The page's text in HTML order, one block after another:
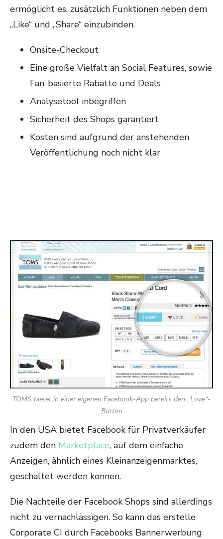
ermöglicht es, zusätzlich Funktionen neben dem
„Like“ und „Share“ einzubinden.
Onsite-Checkout
Eine große Vielfalt an Social Features, sowie
Fan-basierte Rabatte und Deals
Analysetool inbegriffen
Sicherheit des Shops garantiert
Kosten sind aufgrund der anstehenden
Veröffentlichung noch nicht klar
TOMS bietet in einer eigenen Facebook-App bereits den „Love“-
Button
In den USA bietet Facebook für Privatverkäufer
zudem den Marketplace, auf dem einfache
Anzeigen, ähnlich eines Kleinanzeigenmarktes,
geschaltet werden können.
Die Nachteile der Facebook Shops sind allerdings
nicht zu vernachlässigen. So kann das erstelle
Corporate CI durch Facebooks Bannerwerbung